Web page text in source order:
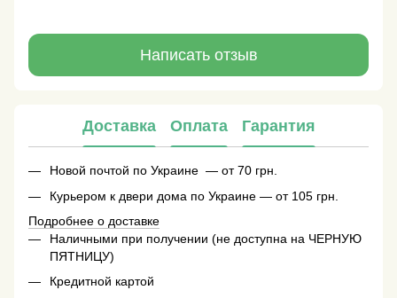
Написать отзыв
Доставка Оплата Гарантия
Новой почтой по Украине — от 70 грн.
Курьером к двери дома по Украине — от 105 грн.
Подробнее о доставке
Наличными при получении (не доступна на ЧЕРНУЮ
ПЯТНИЦУ)
Кредитной картой